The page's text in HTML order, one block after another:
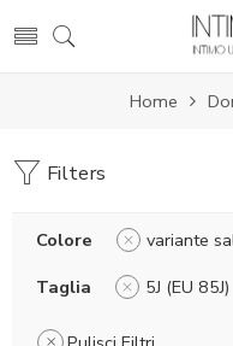
Home
Filters
Colore
variante
Taglia
5J (EU 85J)